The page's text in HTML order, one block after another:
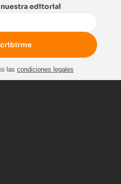
editorial
las condiciones legales